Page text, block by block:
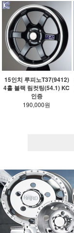
15인치 루피노T37(9412)
4홀 블랙 림컷팅(54.1) KC
인증
190,000원